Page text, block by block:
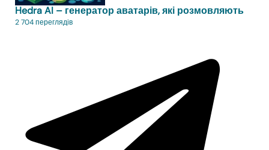
Hedra AI – генератор аватарів, які розмовляють
2 704 переглядів